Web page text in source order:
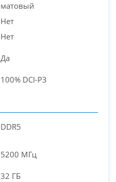
матовый
Нет
Нет
Да
100% DCI-P3
DDR5
5200 МГц
32 ГБ